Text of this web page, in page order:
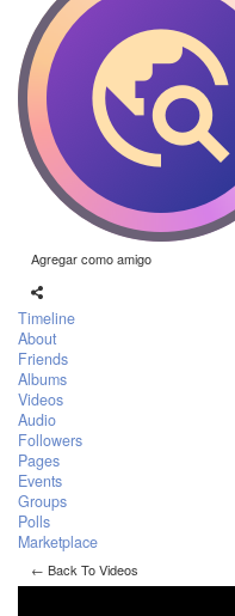
Agregar como amigo
Timeline
About
Friends
Albums
Videos
Audio
Followers
Pages
Events
Groups
Polls
Marketplace
← Back To Videos